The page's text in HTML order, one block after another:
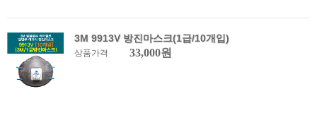
3M 9913V 방진마스크(1급/10개입)
상품가격 33,000원